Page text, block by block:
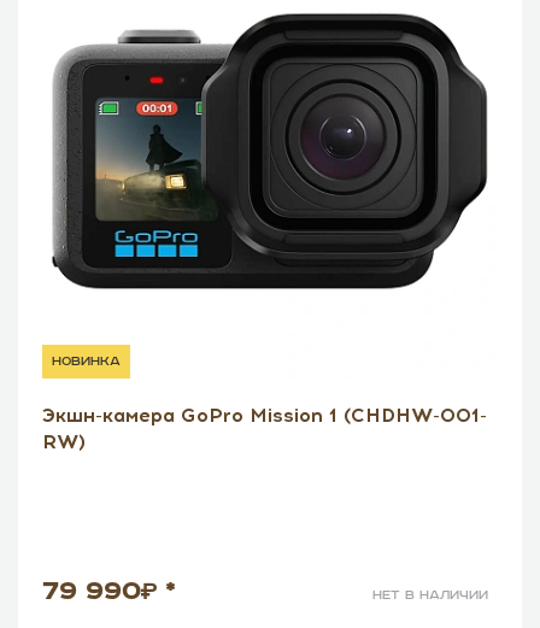
новинка
Экшн-камера GoPro Mission 1 (CHDHW-001-
RW)
79 990 * нет в наличии